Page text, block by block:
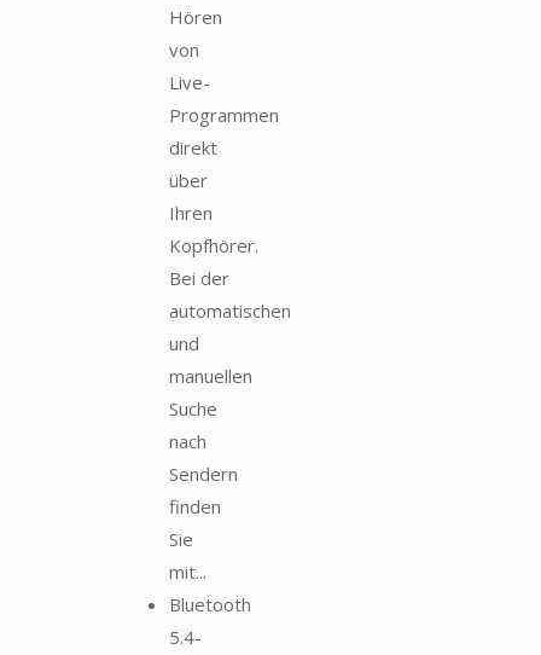
Hören
von
Live-
Programmen
direkt
über
Ihren
Kopfhörer.
Bei der
automatischen
und
manuellen
Suche
nach
Sendern
finden
Sie
mit...
Bluetooth
5.4-